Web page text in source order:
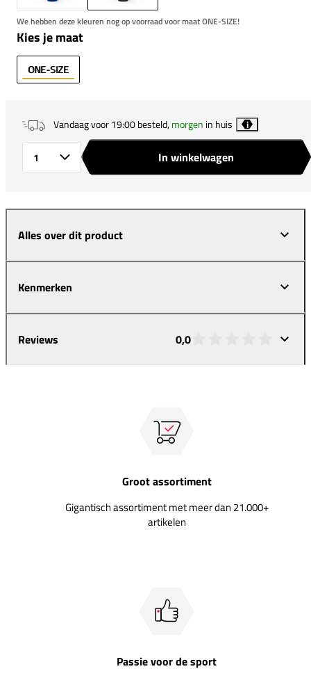
We hebben deze kleuren nog op voorraad voor maat ONE-SIZE!
Kies je maat
ONE-SIZE
Vandaag voor 19:00 besteld,morgen in huis i
In winkelwagen
Alles over dit product
Kenmerken
Reviews 0,0
Groot assortiment
Gigantisch assortiment met meer dan 21.000+
artikelen
Passie voor de sport